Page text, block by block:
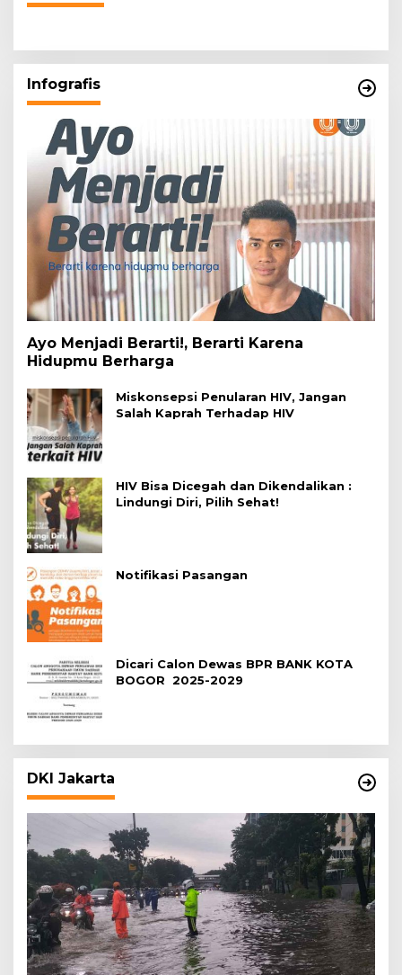
Infografis
Ayo Menjadi Berarti!, Berarti Karena
Hidupmu Berharga
Miskonsepsi Penularan HIV, Jangan
Salah Kaprah Terhadap HIV
HIV Bisa Dicegah dan Dikendalikan :
Lindungi Diri, Pilih Sehat!
Notifikasi Pasangan
Dicari Calon Dewas BPR BANK KOTA
BOGOR 2025-2029
DKI Jakarta